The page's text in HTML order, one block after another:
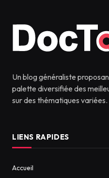
Un blog généraliste
palette diversifiée des
sur des thématiques variées.
LIENS RAPIDES
Accueil